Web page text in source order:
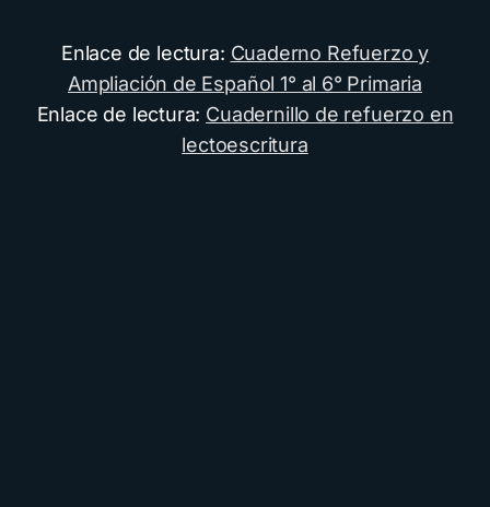
Enlace de lectura: Cuaderno Refuerzo y
Ampliación de Español 1° al 6° Primaria
Enlace de lectura: Cuadernillo de refuerzo en
lectoescritura